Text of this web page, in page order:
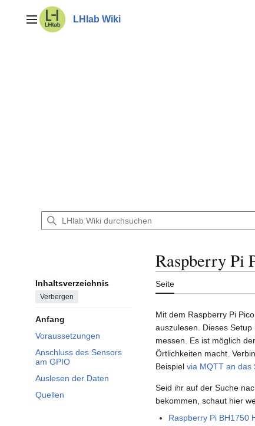
springenHauptmenüLHlab Wiki
Inhaltsverzeichnis
Verbergen
Anfang
Voraussetzungen
Anschluss des Sensors
am GPIO
Auslesen der Daten
Quellen
Raspberry Pi
Seite
Mit dem Raspberry Pi
auszulesen. Dieses
messen. Es ist möglich
Örtlichkeiten macht.
Beispiel via MQTT an das
Seid ihr auf der Suche
bekommen, schaut hier
Raspberry Pi BH1750